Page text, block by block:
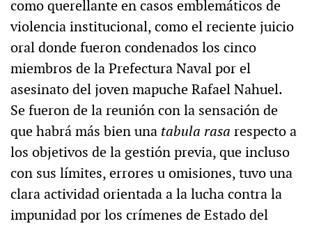
como querellante en casos emblemáticos de
violencia institucional, como el reciente juicio
oral donde fueron condenados los cinco
miembros de la Prefectura Naval por el
asesinato del joven mapuche Rafael Nahuel.
Se fueron de la reunión con la sensación de
que habrá más bien una tabula rasa respecto a
los objetivos de la gestión previa, que incluso
con sus límites, errores u omisiones, tuvo una
clara actividad orientada a la lucha contra la
impunidad por los crímenes de Estado del